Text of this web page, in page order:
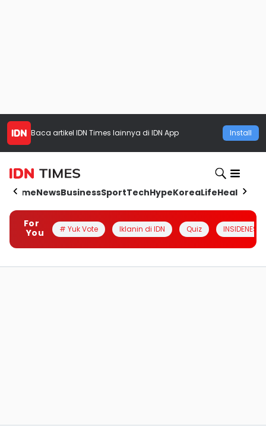
Baca artikel IDN Times lainnya di IDN App Install
HomeNewsBusinessSportTechHypeKoreaLifeHealth
For
You
# Yuk Vote Iklanin di IDN Quiz INSIDENESIA